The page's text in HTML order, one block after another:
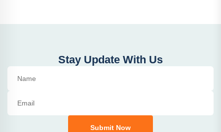
Stay Update With Us
Submit Now